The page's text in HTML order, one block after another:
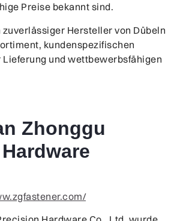
Preise bekannt sind.
Hersteller von Dübeln
kundenspezifischen
und wettbewerbsfähigen
Zhonggu